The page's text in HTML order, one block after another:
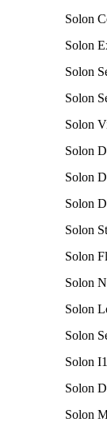
Solon
Solon
Solon
Solon
Solon
Solon
Solon
Solon
Solon
Solon
Solon
Solon
Solon
Solon
Solon
Solon